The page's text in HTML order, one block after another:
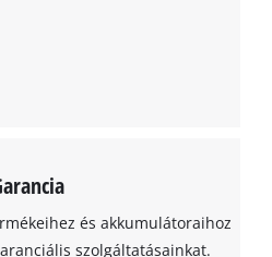
és akkumulátoraihoz
szolgáltatásainkat.